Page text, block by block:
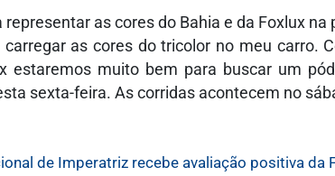
representar as cores do Bahia e da Foxlux
as cores do tricolor no meu carro.
estaremos muito bem para buscar um
sexta-feira. As corridas acontecem no
de Imperatriz recebe avaliação positiva da